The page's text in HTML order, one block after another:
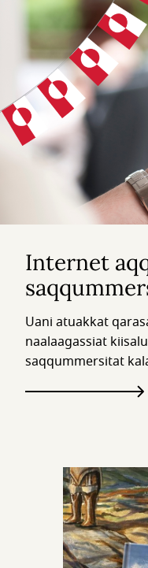
Internet
Uani atuakkat
naalaagassiat
saqqummersitat